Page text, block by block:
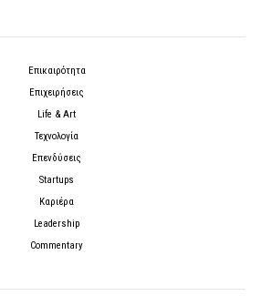
Επικαιρότητα
Επιχειρήσεις
Life & Art
Τεχνολογία
Επενδύσεις
Startups
Καριέρα
Leadership
Commentary